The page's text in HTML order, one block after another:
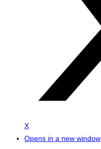
X
Opens in a new window